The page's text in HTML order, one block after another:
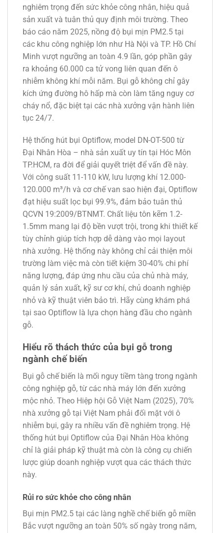
nghiêm trọng đến sức khỏe công nhân, hiệu quả
sản xuất và tuân thủ quy định môi trường. Theo
báo cáo năm 2025, nồng độ bụi mịn PM2.5 tại
các khu công nghiệp lớn như Hà Nội và TP. Hồ Chí
Minh vượt ngưỡng an toàn 4.9 lần, góp phần gây
ra khoảng 60.000 ca tử vong liên quan đến ô
nhiễm không khí mỗi năm. Bụi gỗ không chỉ gây
kích ứng đường hô hấp mà còn làm tăng nguy cơ
cháy nổ, đặc biệt tại các nhà xưởng vận hành liên
tục 24/7.
Hệ thống hút bụi Optiflow, model DN-OT-500 từ
Đại Nhân Hòa – nhà sản xuất uy tín tại Hóc Môn
TP.HCM, ra đời để giải quyết triệt để vấn đề này.
Với công suất 11-110 kW, lưu lượng khí 12.000-
120.000 m³/h và cơ chế van sao hiện đại, Optiflow
đạt hiệu suất lọc bụi 99.9%, đảm bảo tuân thủ
QCVN 19:2009/BTNMT. Chất liệu tôn kẽm 1.2-
1.5mm mang lại độ bền vượt trội, trong khi thiết kế
tùy chỉnh giúp tích hợp dễ dàng vào mọi layout
nhà xưởng. Hệ thống này không chỉ cải thiện môi
trường làm việc mà còn tiết kiệm 30-40% chi phí
năng lượng, đáp ứng nhu cầu của chủ nhà máy,
quản lý sản xuất, kỹ sư cơ khí, chủ doanh nghiệp
nhỏ và kỹ thuật viên bảo trì. Hãy cùng khám phá
tại sao Optiflow là lựa chọn hàng đầu cho ngành
gỗ.
Hiểu rõ thách thức của bụi gỗ trong
ngành chế biến
Bụi gỗ chế biến là mối nguy tiềm tàng trong ngành
công nghiệp gỗ, từ các nhà máy lớn đến xưởng
mộc nhỏ. Theo Hiệp hội Gỗ Việt Nam (2025), 70%
nhà xưởng gỗ tại Việt Nam phải đối mặt với ô
nhiễm bụi, gây ra nhiều vấn đề nghiêm trọng. Hệ
thống hút bụi Optiflow của Đại Nhân Hòa không
chỉ là giải pháp kỹ thuật mà còn là công cụ chiến
lược giúp doanh nghiệp vượt qua các thách thức
này.
Rủi ro sức khỏe cho công nhân
Bụi mịn PM2.5 tại các làng nghề chế biến gỗ miền
Bắc vượt ngưỡng an toàn 50% số ngày trong năm,